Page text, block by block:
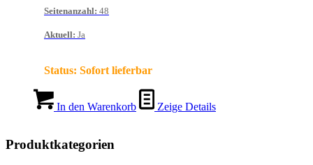
Seitenanzahl: 48
Aktuell: Ja
Status: Sofort lieferbar
In den Warenkorb Zeige Details
Produktkategorien